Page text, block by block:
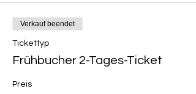
Verkauf beendet
Tickettyp
Frühbucher 2-Tages-Ticket
Preis